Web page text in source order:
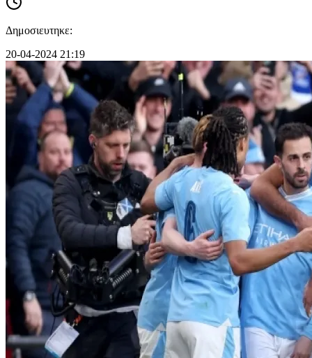
Δημοσιευτηκε:
20-04-2024 21:19